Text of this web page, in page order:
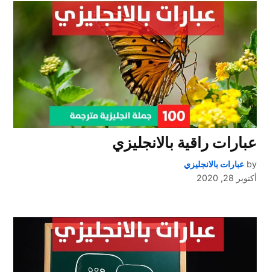
عبارات راقية بالانجليزي
by عبارات بالانجليزي
أكتوبر 28, 2020